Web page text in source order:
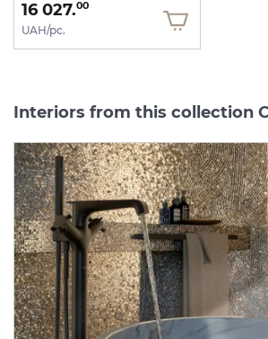
16 027.00
UAH/pc.
Interiors from this collection